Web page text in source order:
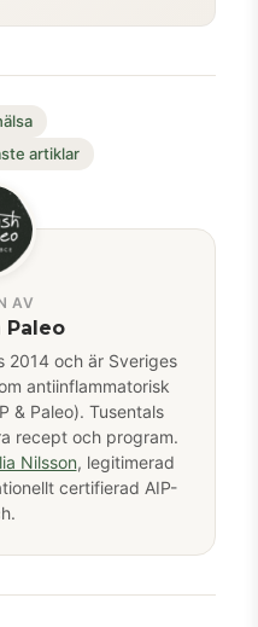
artiklar
AV
Paleo
2014 och är Sveriges
antiinflammatorisk
& Paleo). Tusentals
recept och program.
Nilsson, legitimerad
certifierad AIP-